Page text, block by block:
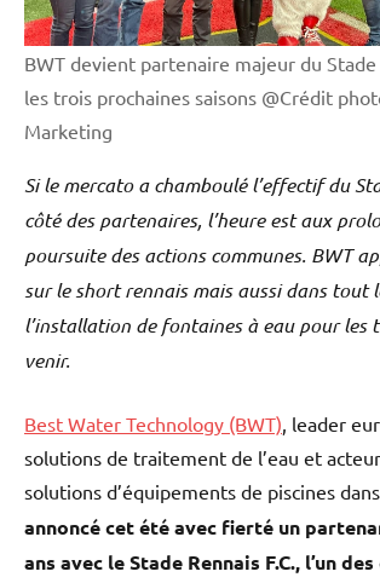
BWT devient partenaire majeur du
les trois prochaines saisons @Crédit
Marketing
Si le mercato a chamboulé l’effectif du
côté des partenaires, l’heure est aux
poursuite des actions communes. BWT
sur le short rennais mais aussi dans tout
l’installation de fontaines à eau pour les
venir.
Best Water Technology (BWT), leader
solutions de traitement de l’eau et
solutions d’équipements de piscines
annoncé cet été avec fierté un
ans avec le Stade Rennais F.C., l’un